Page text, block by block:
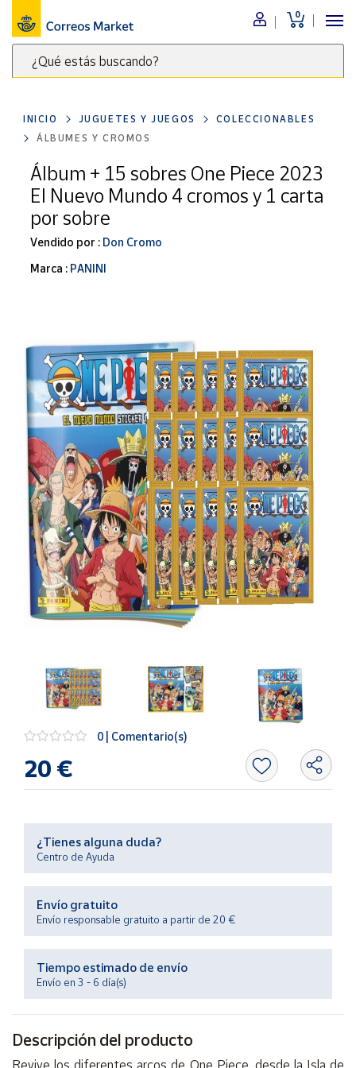
0
¿Qué estás buscando?
clave
para
buscar
productos
Correos
Market
Menú
Nuestro
catálogo
Alimentación
Ocio y cultura
Juguetes y
juegos
Libros y
Artesanía
Oficina y
Papelería
Para Canarias,
Ceuta y Melilla
Más
populares
Bono
Cultural
Nuestros
vendedores
de Correos
Market
Solidarios
Centro
de ayuda
Vendedores
Mapa de
vendedores
Hazte
vendedor
Área
INICIO JUGUETES Y JUEGOS
COLECCIONABLES
ÁLBUMES Y CROMOS
Álbum + 15 sobres One Piece 2023
El Nuevo Mundo 4 cromos y 1 carta
por sobre
Vendido por : Don Cromo
Marca : PANINI
0 | Comentario(s)
20 €
¿Tienes alguna duda?
Centro de Ayuda
Envío gratuito
Envío responsable gratuito a partir de 20 €
Tiempo estimado de envío
Envío en 3 - 6 día(s)
Descripción del producto